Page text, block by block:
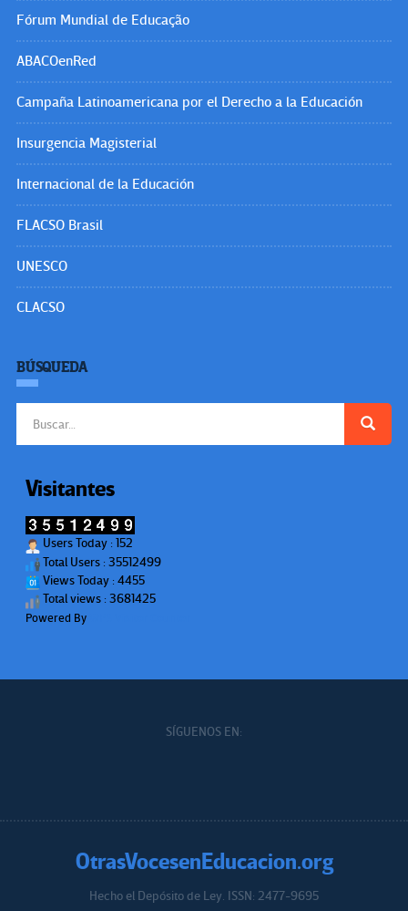
Fórum Mundial de Educação
ABACOenRed
Campaña Latinoamericana por el Derecho a la Educación
Insurgencia Magisterial
Internacional de la Educación
FLACSO Brasil
UNESCO
CLACSO
BÚSQUEDA
Visitantes
Users Today : 152
Total Users : 35512499
Views Today : 4455
Total views : 3681425
Powered By
SÍGUENOS EN:
OtrasVocesenEducacion.org
Hecho el Depósito de Ley. ISSN: 2477-9695